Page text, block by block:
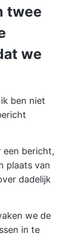
twee
we
ik ben niet
een bericht,
plaats van
dadelijk
we de
in te